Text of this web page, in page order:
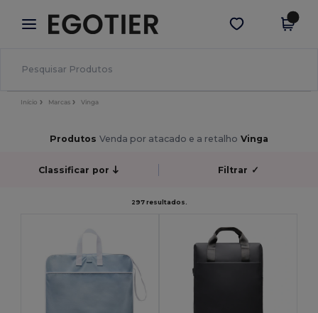
× App Egotier
Melhores preços na app!
Obter app
Início Marcas Vinga
Produtos Venda por atacado e a retalho Vinga
Classificar por Filtrar ✓
297 resultados.